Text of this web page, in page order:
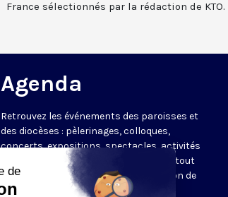
France sélectionnés par la rédaction de KTO.
Agenda
Retrouvez les événements des paroisses et
des diocèses : pèlerinages, colloques,
concerts, expositions, spectacles, activités
pour les enfants. Des rendez-vous partout
en France sélectionnés par la rédaction de
KTO.